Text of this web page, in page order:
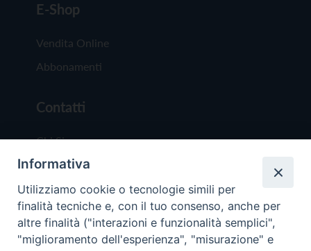
E-Shop
Vendita Online
Abbonamenti
Contatti
Chi Siamo
Redazione
Scrivici
Informativa
Utilizziamo cookie o tecnologie simili per
finalità tecniche e, con il tuo consenso, anche per
altre finalità ("interazioni e funzionalità semplici",
"miglioramento dell'esperienza", "misurazione" e